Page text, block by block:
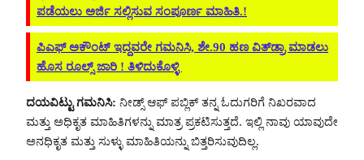
ಪಡೆಯಲು ಅರ್ಜಿ ಸಲ್ಲಿಸುವ ಸಂಪೂರ್ಣ ಮಾಹಿತಿ.!
ಪಿಎಫ್ ಅಕೌಂಟ್ ಇದ್ದವರೇ ಗಮನಿಸಿ, ಶೇ.90 ಹಣ ವಿತ್‌ಡ್ರಾ ಮಾಡಲು
ಹೊಸ ರೂಲ್ಸ್ ಜಾರಿ ! ತಿಳಿದುಕೊಳ್ಳಿ
ದಯವಿಟ್ಟು ಗಮನಿಸಿ: ನೀಡ್ಸ್ ಆಫ್ ಪಬ್ಲಿಕ್ ತನ್ನ ಓದುಗರಿಗೆ ನಿಖರವಾದ
ಮತ್ತು ಅಧಿಕೃತ ಮಾಹಿತಿಗಳನ್ನು ಮಾತ್ರ ಪ್ರಕಟಿಸುತ್ತದೆ. ಇಲ್ಲಿ ನಾವು ಯಾವುದೇ
ಅನಧಿಕೃತ ಮತ್ತು ಸುಳ್ಳು ಮಾಹಿತಿಯನ್ನು ಬಿತ್ತರಿಸುವುದಿಲ್ಲ.